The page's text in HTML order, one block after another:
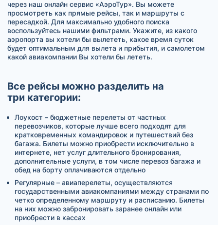
через наш онлайн сервис «АэроТур». Вы можете
просмотреть как прямые рейсы, так и маршруты с
пересадкой. Для максимально удобного поиска
воспользуйтесь нашими фильтрами. Укажите, из какого
аэропорта вы хотели бы вылететь, какое время суток
будет оптимальным для вылета и прибытия, и самолетом
какой авиакомпании Вы хотели бы лететь.
Все рейсы можно разделить на
три категории:
Лоукост – бюджетные перелеты от частных
перевозчиков, которые лучше всего подходят для
кратковременных командировок и путешествий без
багажа. Билеты можно приобрести исключительно в
интернете, нет услуг длительного бронирования,
дополнительные услуги, в том числе перевоз багажа и
обед на борту оплачиваются отдельно
Регулярные – авиаперелеты, осуществляются
государственными авиакомпаниями между странами по
четко определенному маршруту и расписанию. Билеты
на них можно забронировать заранее онлайн или
приобрести в кассах